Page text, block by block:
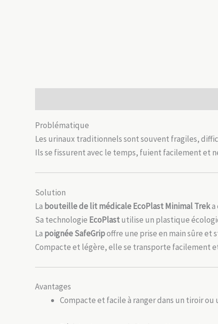
Problématique
Les urinaux traditionnels sont souvent fragiles,
Ils se fissurent avec le temps, fuient facilement et
Solution
La bouteille de lit médicale EcoPlast Minimal Treka
Sa technologie EcoPlastutilise un plastique
La poignée SafeGripoffre une prise en main sûre et
Compacte et légère, elle se transporte facilement
Avantages
Compacte et facile à ranger dans un tiroir ou